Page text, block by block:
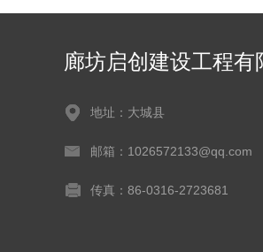
廊坊启创建设工程有
地址：大城县
邮箱：1026572133@qq.com
传真：86-0316-2723681